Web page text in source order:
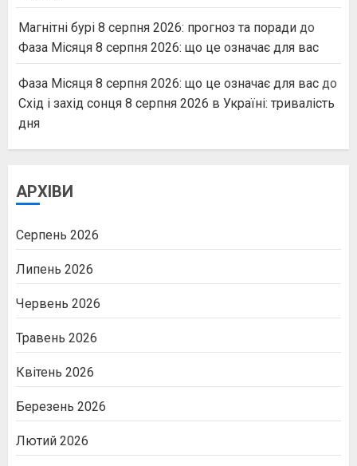
Магнітні бурі 8 серпня 2026: прогноз та поради до
Фаза Місяця 8 серпня 2026: що це означає для вас
Фаза Місяця 8 серпня 2026: що це означає для вас до
Схід і захід сонця 8 серпня 2026 в Україні: тривалість
дня
АРХІВИ
Серпень 2026
Липень 2026
Червень 2026
Травень 2026
Квітень 2026
Березень 2026
Лютий 2026